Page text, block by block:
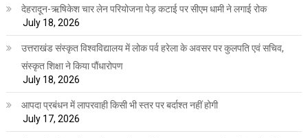
देहरादून-ऋषिकेश चार लेन परियोजना पेड़ कटाई पर सीएम धामी ने लगाई रोक
July 18, 2026
उत्तराखंड संस्कृत विश्वविद्यालय में लोक पर्व हरेला के अवसर पर कुलपति एवं सचिव,
संस्कृत शिक्षा ने किया पौंधारोपण
July 18, 2026
आपदा प्रबंधन में लापरवाही किसी भी स्तर पर बर्दाश्त नहीं होगी
July 17, 2026